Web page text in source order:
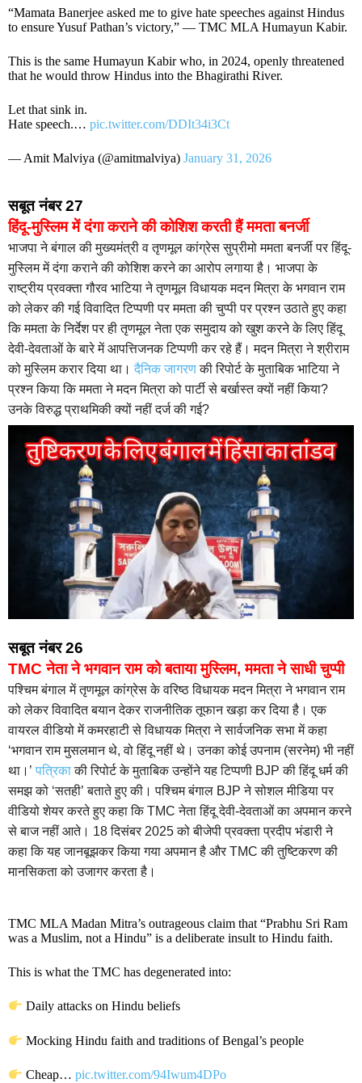
“Mamata Banerjee asked me to give hate speeches against Hindus
to ensure Yusuf Pathan’s victory,” — TMC MLA Humayun Kabir.
This is the same Humayun Kabir who, in 2024, openly threatened
that he would throw Hindus into the Bhagirathi River.
Let that sink in.
Hate speech.… pic.twitter.com/DDIt34i3Ct
— Amit Malviya (@amitmalviya) January 31, 2026
सबूत नंबर 27
हिंदू-मुस्लिम में दंगा कराने की कोशिश करती हैं ममता बनर्जी
भाजपा ने बंगाल की मुख्यमंत्री व तृणमूल कांग्रेस सुप्रीमो ममता बनर्जी पर हिंदू-
मुस्लिम में दंगा कराने की कोशिश करने का आरोप लगाया है। भाजपा के
राष्ट्रीय प्रवक्ता गौरव भाटिया ने तृणमूल विधायक मदन मित्रा के भगवान राम
को लेकर की गई विवादित टिप्पणी पर ममता की चुप्पी पर प्रश्न उठाते हुए कहा
कि ममता के निर्देश पर ही तृणमूल नेता एक समुदाय को खुश करने के लिए हिंदू
देवी-देवताओं के बारे में आपत्तिजनक टिप्पणी कर रहे हैं। मदन मित्रा ने श्रीराम
को मुस्लिम करार दिया था। दैनिक जागरणकी रिपोर्ट के मुताबिक भाटिया ने
प्रश्न किया कि ममता ने मदन मित्रा को पार्टी से बर्खास्त क्यों नहीं किया?
उनके विरुद्ध प्राथमिकी क्यों नहीं दर्ज की गई?
सबूत नंबर 26
TMC नेता ने भगवान राम को बताया मुस्लिम, ममता ने साधी चुप्पी
पश्चिम बंगाल में तृणमूल कांग्रेस के वरिष्ठ विधायक मदन मित्रा ने भगवान राम
को लेकर विवादित बयान देकर राजनीतिक तूफान खड़ा कर दिया है। एक
वायरल वीडियो में कमरहाटी से विधायक मित्रा ने सार्वजनिक सभा में कहा
‘भगवान राम मुसलमान थे, वो हिंदू नहीं थे। उनका कोई उपनाम (सरनेम) भी नहीं
था।’ पत्रिकाकी रिपोर्ट के मुताबिक उन्होंने यह टिप्पणी BJP की हिंदू धर्म की
समझ को ‘सतही’ बताते हुए की। पश्चिम बंगाल BJP ने सोशल मीडिया पर
वीडियो शेयर करते हुए कहा कि TMC नेता हिंदू देवी-देवताओं का अपमान करने
से बाज नहीं आते। 18 दिसंबर 2025 को बीजेपी प्रवक्ता प्रदीप भंडारी ने
कहा कि यह जानबूझकर किया गया अपमान है और TMC की तुष्टिकरण की
मानसिकता को उजागर करता है।
TMC MLA Madan Mitra’s outrageous claim that “Prabhu Sri Ram
was a Muslim, not a Hindu” is a deliberate insult to Hindu faith.
This is what the TMC has degenerated into:
Daily attacks on Hindu beliefs
Mocking Hindu faith and traditions of Bengal’s people
Cheap…pic.twitter.com/94Iwum4DPo